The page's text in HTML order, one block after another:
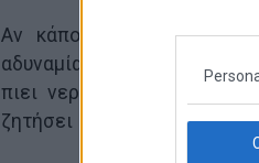
Αν κάποιος νιώσει
αδυναμία, πρέπει να πάει
πιει νερό σε μικρές
ζητήσει ιατρική βοήθεια.